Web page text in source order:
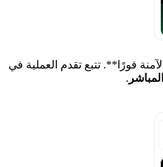
فورًا**. تتبع تقدم العملية في
.